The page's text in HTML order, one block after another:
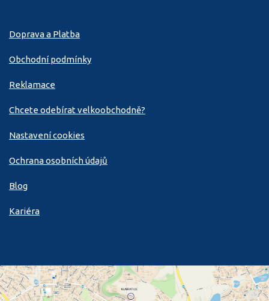
Doprava a Platba
Obchodní podmínky
Reklamace
Chcete odebírat velkoobchodně?
Nastavení cookies
Ochrana osobních údajů
Blog
Kariéra